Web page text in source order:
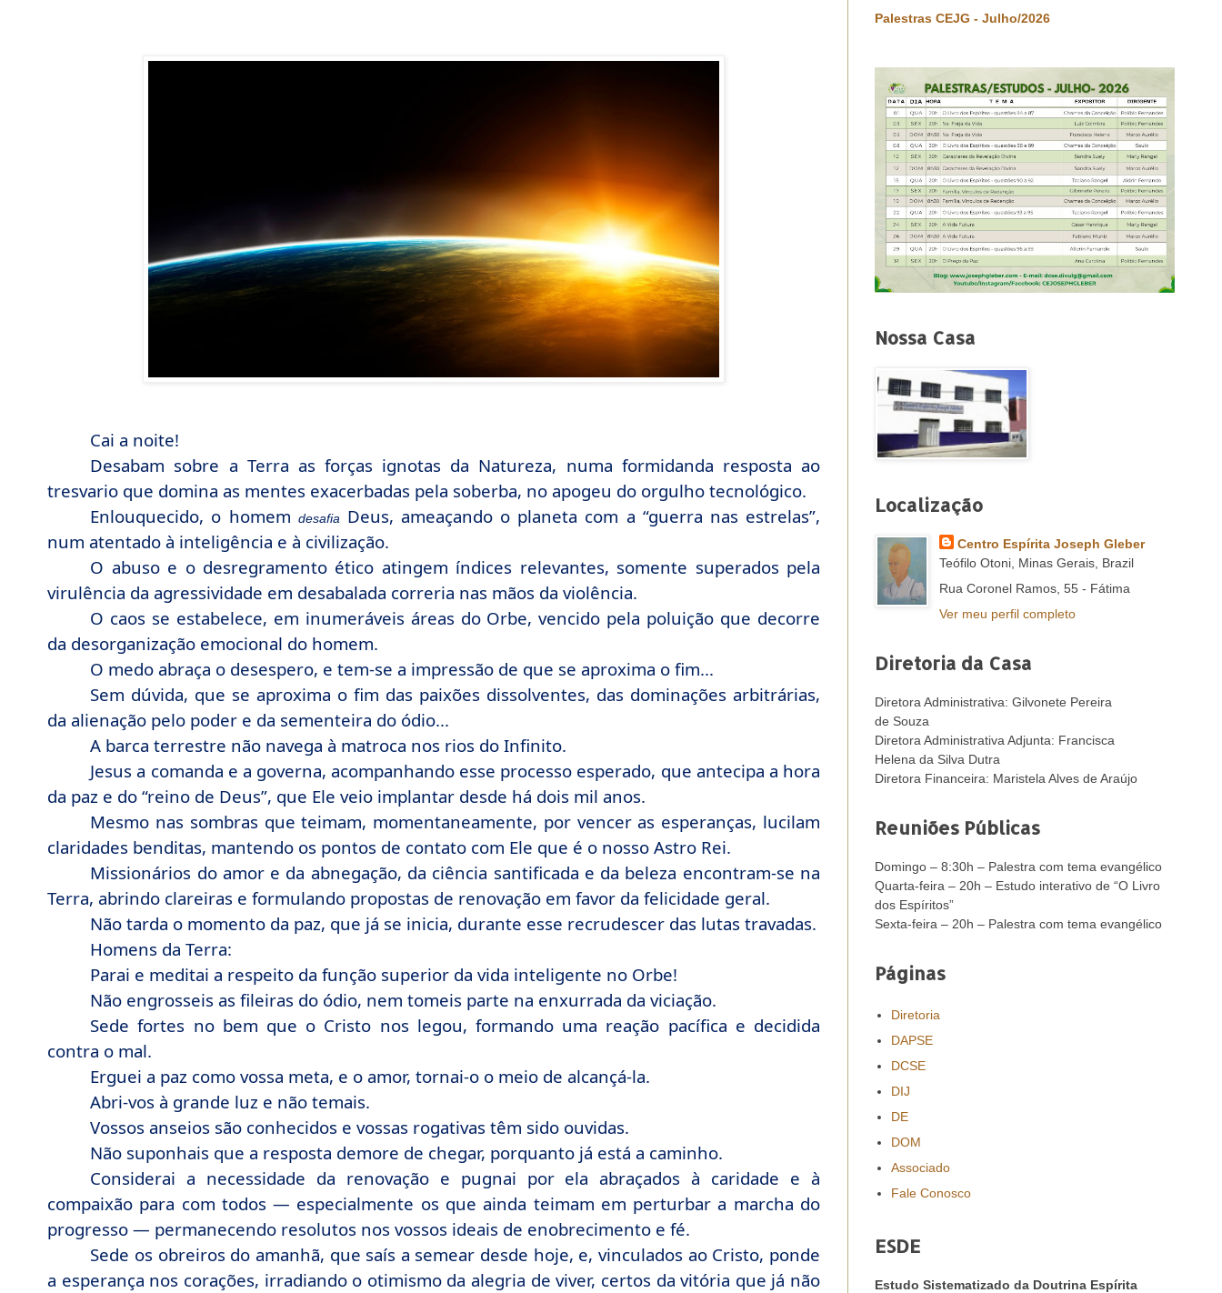
Cai a noite!
Desabam sobre a Terra as forças ignotas da Natureza, numa formidanda resposta ao
tresvario que domina as mentes exacerbadas pela soberba, no apogeu do orgulho tecnológico.
Enlouquecido, o homem desafiaDeus, ameaçando o planeta com a “guerra nas estrelas”,
num atentado à inteligência e à civilização.
O abuso e o desregramento ético atingem índices relevantes, somente superados pela
virulência da agressividade em desabalada correria nas mãos da violência.
O caos se estabelece, em inumeráveis áreas do Orbe, vencido pela poluição que decorre
da desorganização emocional do homem.
O medo abraça o desespero, e tem-se a impressão de que se aproxima o fim...
Sem dúvida, que se aproxima o fim das paixões dissolventes, das dominações arbitrárias,
da alienação pelo poder e da sementeira do ódio...
A barca terrestre não navega à matroca nos rios do Infinito.
Jesus a comanda e a governa, acompanhando esse processo esperado, que antecipa a hora
da paz e do “reino de Deus”, que Ele veio implantar desde há dois mil anos.
Mesmo nas sombras que teimam, momentaneamente, por vencer as esperanças, lucilam
claridades benditas, mantendo os pontos de contato com Ele que é o nosso Astro Rei.
Missionários do amor e da abnegação, da ciência santificada e da beleza encontram-se na
Terra, abrindo clareiras e formulando propostas de renovação em favor da felicidade geral.
Não tarda o momento da paz, que já se inicia, durante esse recrudescer das lutas travadas.
Homens da Terra:
Parai e meditai a respeito da função superior da vida inteligente no Orbe!
Não engrosseis as fileiras do ódio, nem tomeis parte na enxurrada da viciação.
Sede fortes no bem que o Cristo nos legou, formando uma reação pacífica e decidida
contra o mal.
Erguei a paz como vossa meta, e o amor, tornai-o o meio de alcançá-la.
Abri-vos à grande luz e não temais.
Vossos anseios são conhecidos e vossas rogativas têm sido ouvidas.
Não suponhais que a resposta demore de chegar, porquanto já está a caminho.
Considerai a necessidade da renovação e pugnai por ela abraçados à caridade e à
compaixão para com todos — especialmente os que ainda teimam em perturbar a marcha do
progresso — permanecendo resolutos nos vossos ideais de enobrecimento e fé.
Sede os obreiros do amanhã, que saís a semear desde hoje, e, vinculados ao Cristo, ponde
a esperança nos corações, irradiando o otimismo da alegria de viver, certos da vitória que já não
Palestras CEJG - Julho/2026
Nossa Casa
Localização
Centro Espírita Joseph Gleber
Teófilo Otoni, Minas Gerais, Brazil
Rua Coronel Ramos, 55 - Fátima
Ver meu perfil completo
Diretoria da Casa
Diretora Administrativa: Gilvonete Pereira
de Souza
Diretora Administrativa Adjunta: Francisca
Helena da Silva Dutra
Diretora Financeira: Maristela Alves de Araújo
Reuniões Públicas
Domingo – 8:30h – Palestra com tema evangélico
Quarta-feira – 20h – Estudo interativo de “O Livro
dos Espíritos”
Sexta-feira – 20h – Palestra com tema evangélico
Páginas
Diretoria
DAPSE
DCSE
DIJ
DE
DOM
Associado
Fale Conosco
ESDE
Estudo Sistematizado da Doutrina Espírita